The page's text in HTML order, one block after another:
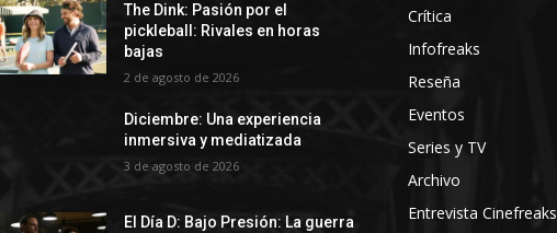
The Dink: Pasión por el
pickleball: Rivales en horas
bajas
2 de agosto de 2026
Diciembre: Una experiencia
inmersiva y mediatizada
3 de agosto de 2026
El Día D: Bajo Presión: La guerra
Crítica
Infofreaks
Reseña
Eventos
Series y TV
Archivo
Entrevista Cinefreaks